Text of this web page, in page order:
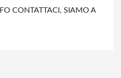
CONTATTACI, SIAMO A